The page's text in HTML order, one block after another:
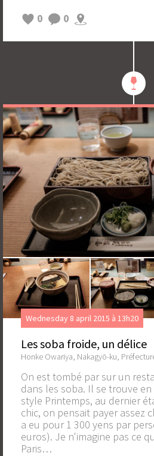
0
0
Wednesday 8 april 2015 à 13h20
Les soba froide, un délice
Honke Owariya, Nakagyō-ku,
On est tombé par sur un
dans les soba. Il se trouve
style Printemps, au dernier
chic, on pensait payer assez
a eu pour 1 300 yens par
euros). Je n'imagine pas ce
Paris…